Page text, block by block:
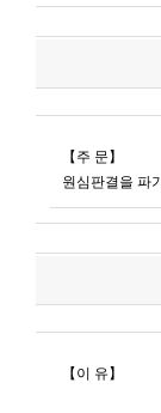
【주 문】
원심판결을 파
【이 유】